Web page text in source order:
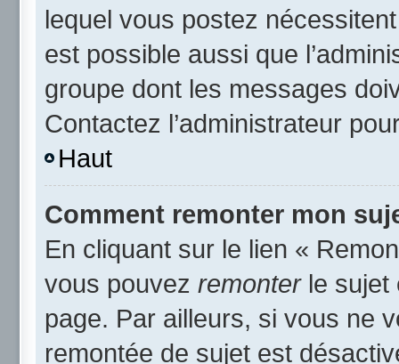
lequel vous postez
est possible aussi que
groupe dont les messages
Contactez l’administrateur
Haut
Comment remonter mon
En cliquant sur le lien «
vous pouvez remonterle sujet
page. Par ailleurs, si vous ne
remontée de sujet est